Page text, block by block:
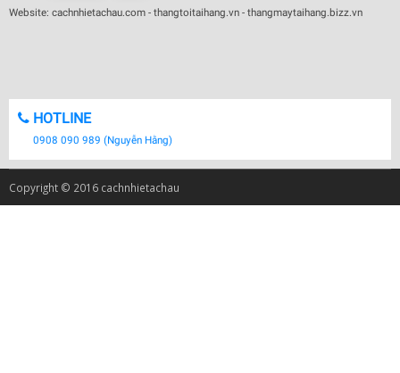
Website: cachnhietachau.com - thangtoitaihang.vn - thangmaytaihang.bizz.vn
HOTLINE
0908 090 989 (Nguyễn Hằng)
Copyright © 2016 cachnhietachau